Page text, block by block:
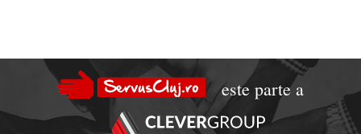
este parte a